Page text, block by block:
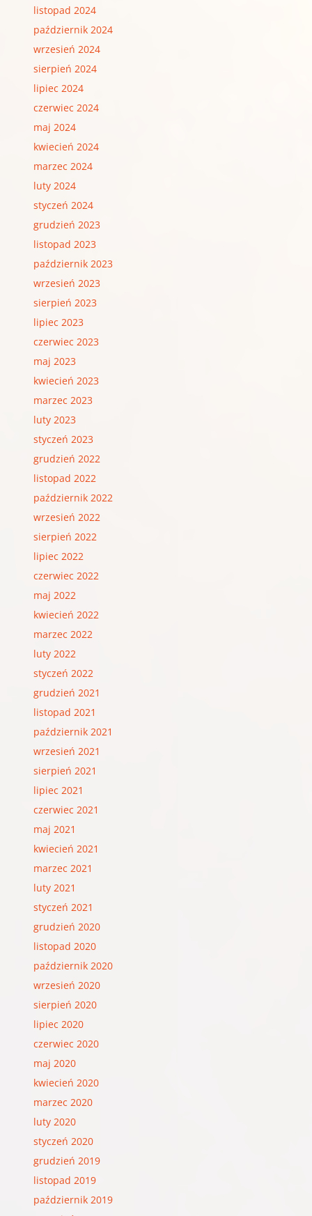
listopad 2024
październik 2024
wrzesień 2024
sierpień 2024
lipiec 2024
czerwiec 2024
maj 2024
kwiecień 2024
marzec 2024
luty 2024
styczeń 2024
grudzień 2023
listopad 2023
październik 2023
wrzesień 2023
sierpień 2023
lipiec 2023
czerwiec 2023
maj 2023
kwiecień 2023
marzec 2023
luty 2023
styczeń 2023
grudzień 2022
listopad 2022
październik 2022
wrzesień 2022
sierpień 2022
lipiec 2022
czerwiec 2022
maj 2022
kwiecień 2022
marzec 2022
luty 2022
styczeń 2022
grudzień 2021
listopad 2021
październik 2021
wrzesień 2021
sierpień 2021
lipiec 2021
czerwiec 2021
maj 2021
kwiecień 2021
marzec 2021
luty 2021
styczeń 2021
grudzień 2020
listopad 2020
październik 2020
wrzesień 2020
sierpień 2020
lipiec 2020
czerwiec 2020
maj 2020
kwiecień 2020
marzec 2020
luty 2020
styczeń 2020
grudzień 2019
listopad 2019
październik 2019